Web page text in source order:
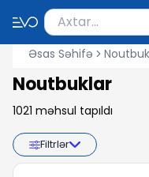
Məhsul axtar
Axtarış üçün ən
Əsas Səhifə
Noutbuklar
1021 məhsul tapıldı
Filtrlər